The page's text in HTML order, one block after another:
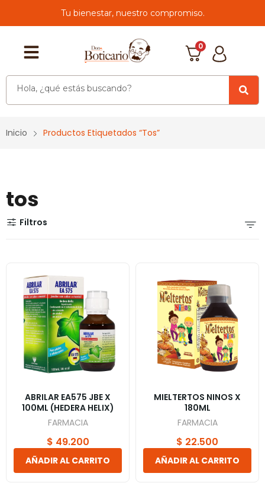
Tu bienestar, nuestro compromiso.
0
Inicio Productos Etiquetados “tos”
tos
Filtros
ABRILAR EA575 JBE X
100ML (HEDERA HELIX)
FARMACIA
$ 49.200
AÑADIR AL CARRITO
MIELTERTOS NINOS X
180ML
FARMACIA
$ 22.500
AÑADIR AL CARRITO